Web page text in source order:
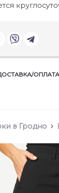
ОПЛАТА
в Гродно